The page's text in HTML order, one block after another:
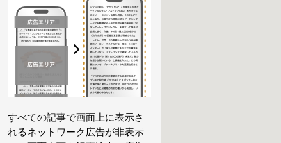
すべての記事で画面上に表示さ
れるネットワーク広告が非表示